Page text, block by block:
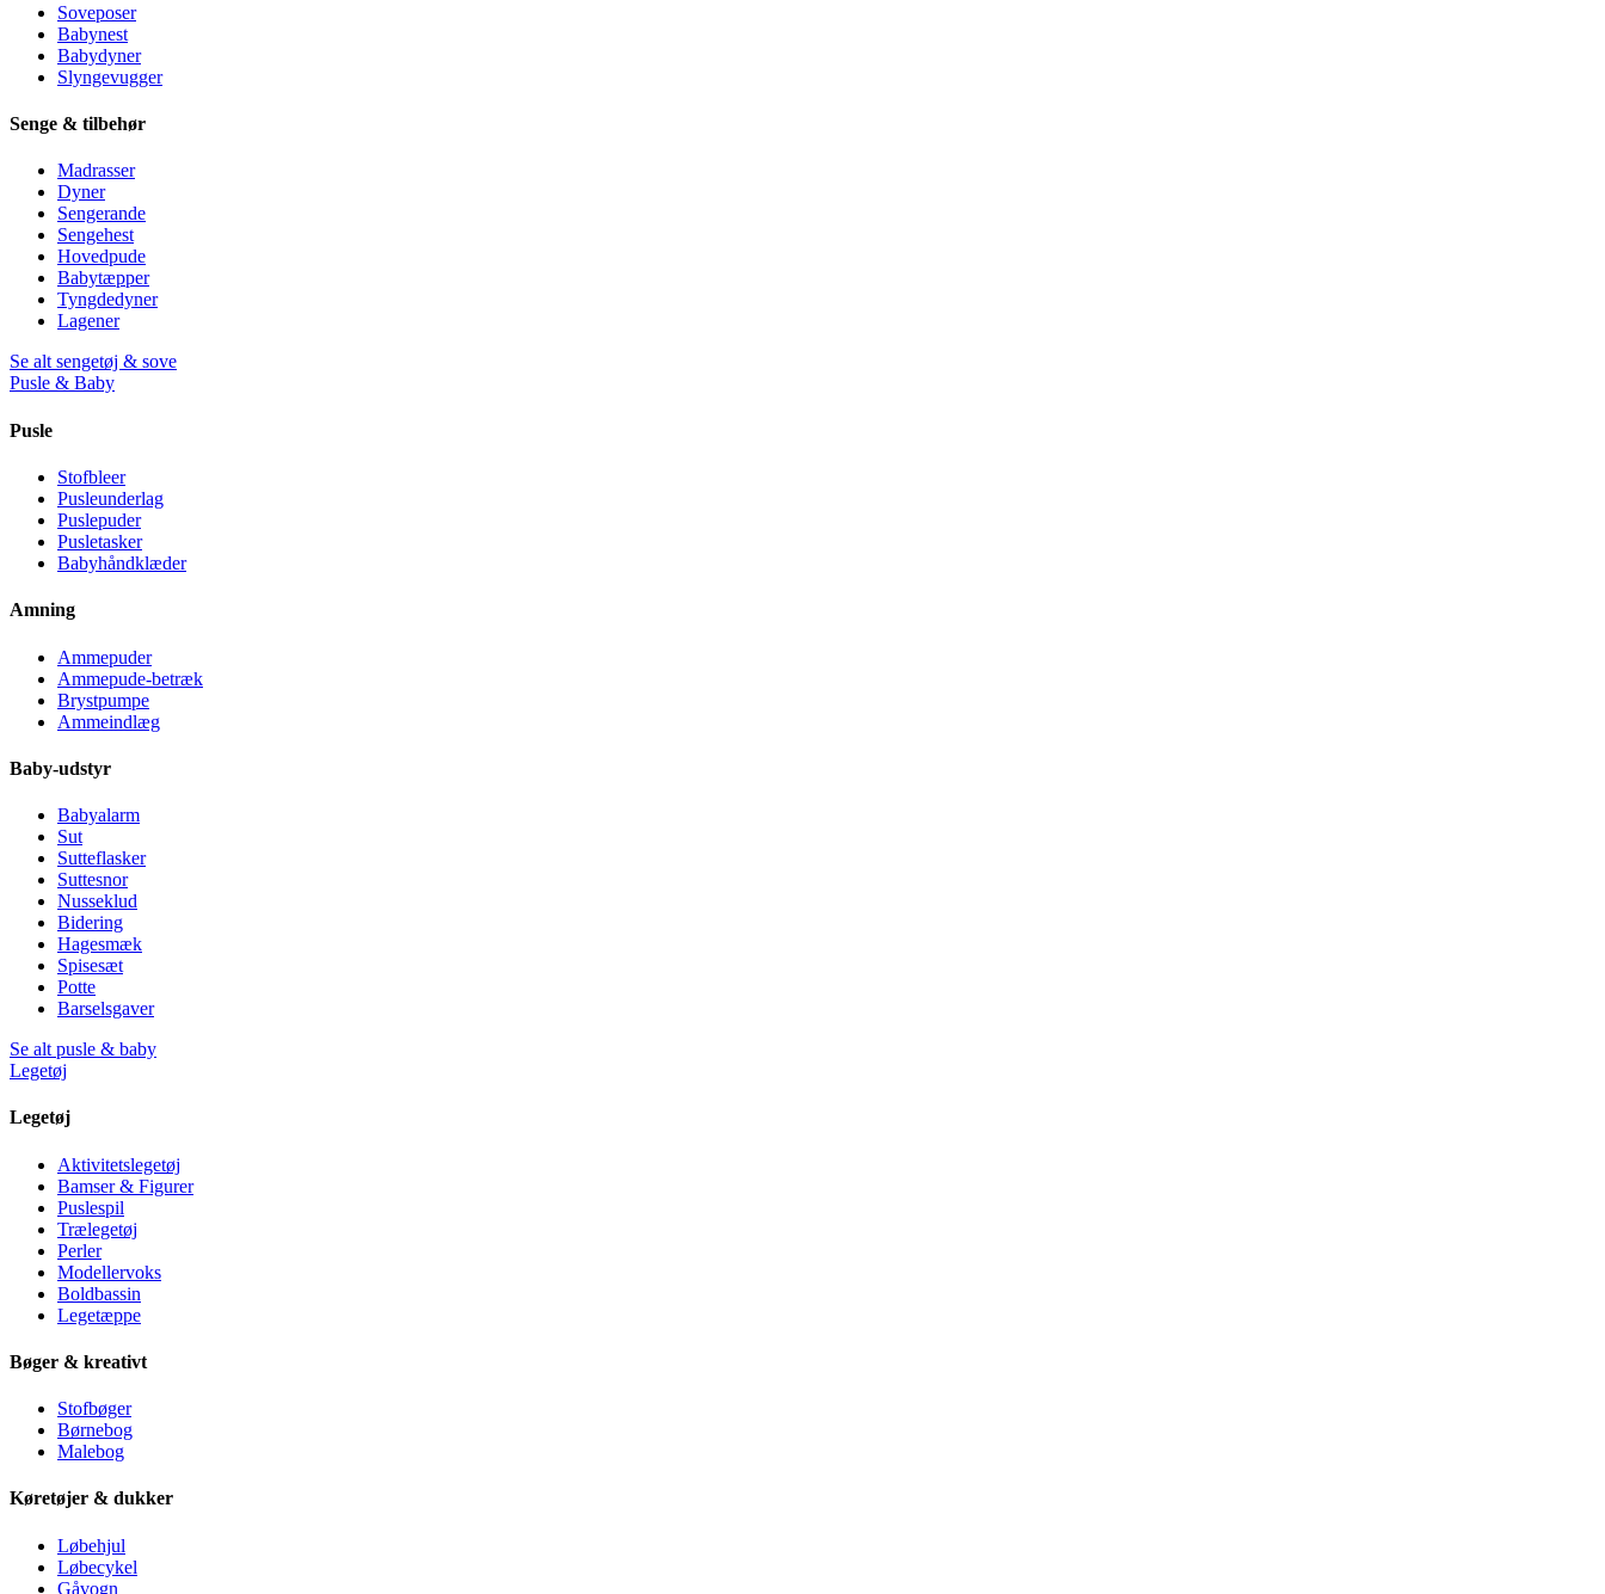
Soveposer
Babynest
Babydyner
Slyngevugger
Senge & tilbehør
Madrasser
Dyner
Sengerande
Sengehest
Hovedpude
Babytæpper
Tyngdedyner
Lagener
Se alt sengetøj & sove
Pusle & Baby
Pusle
Stofbleer
Pusleunderlag
Puslepuder
Pusletasker
Babyhåndklæder
Amning
Ammepuder
Ammepude-betræk
Brystpumpe
Ammeindlæg
Baby-udstyr
Babyalarm
Sut
Sutteflasker
Suttesnor
Nusseklud
Bidering
Hagesmæk
Spisesæt
Potte
Barselsgaver
Se alt pusle & baby
Legetøj
Legetøj
Aktivitetslegetøj
Bamser & Figurer
Puslespil
Trælegetøj
Perler
Modellervoks
Boldbassin
Legetæppe
Bøger & kreativt
Stofbøger
Børnebog
Malebog
Køretøjer & dukker
Løbehjul
Løbecykel
Gåvogn